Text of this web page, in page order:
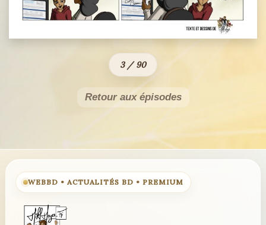
3 / 90
Retour aux épisodes
WEBBD • ACTUALITÉS BD • PREMIUM